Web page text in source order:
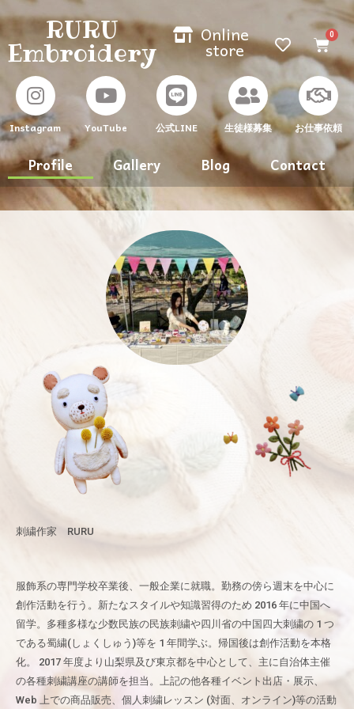
RURU
Embroidery
Online
store
Instagram YouTube 公式LINE 生徒様募集 お仕事依頼
Profile Gallery Blog Contact
刺繍作家 RURU
服飾系の専門学校卒業後、一般企業に就職。勤務の傍ら週末を中心に
創作活動を行う。新たなスタイルや知識習得のため 2016 年に中国へ
留学。多種多様な少数民族の民族刺繍や四川省の中国四大刺繍の 1 つ
である蜀繍(しょくしゅう)等を 1 年間学ぶ。帰国後は創作活動を本格
化。 2017 年度より山梨県及び東京都を中心として、主に自治体主催
の各種刺繍講座の講師を担当。上記の他各種イベント出店・展示、
Web 上での商品販売、個人刺繍レッスン (対面、オンライン)等の活動